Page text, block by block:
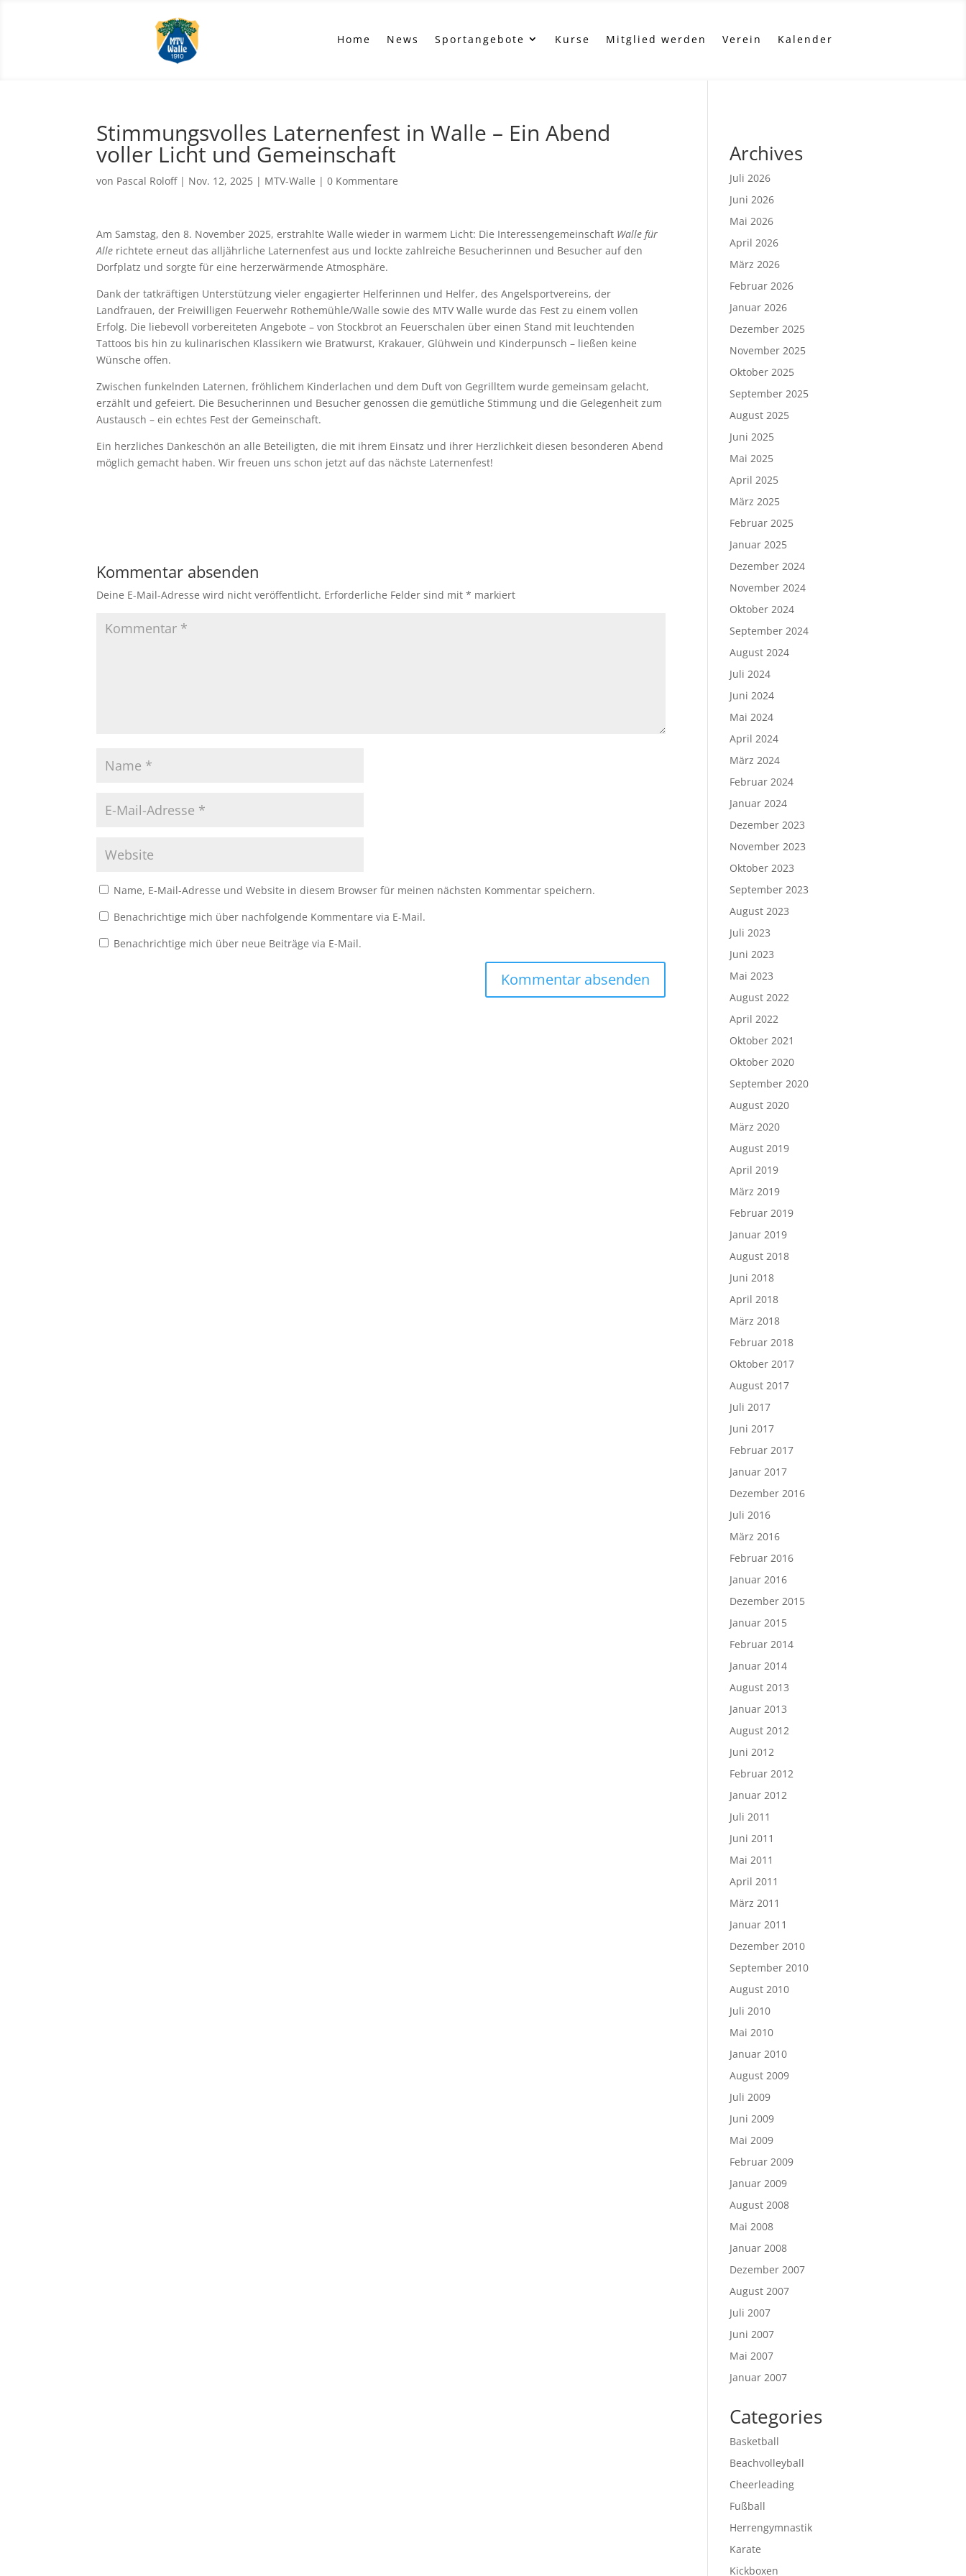
Home News Sportangebote Kurse Mitglied werden Verein Kalender
Stimmungsvolles Laternenfest in Walle – Ein Abend
voller Licht und Gemeinschaft
von Pascal Roloff| Nov. 12, 2025 | MTV-Walle |0 Kommentare
Am Samstag, den 8. November 2025, erstrahlte Walle wieder in warmem Licht: Die Interessengemeinschaft Walle für
Alle richtete erneut das alljährliche Laternenfest aus und lockte zahlreiche Besucherinnen und Besucher auf den
Dorfplatz und sorgte für eine herzerwärmende Atmosphäre.
Dank der tatkräftigen Unterstützung vieler engagierter Helferinnen und Helfer, des Angelsportvereins, der
Landfrauen, der Freiwilligen Feuerwehr Rothemühle/Walle sowie des MTV Walle wurde das Fest zu einem vollen
Erfolg. Die liebevoll vorbereiteten Angebote – von Stockbrot an Feuerschalen über einen Stand mit leuchtenden
Tattoos bis hin zu kulinarischen Klassikern wie Bratwurst, Krakauer, Glühwein und Kinderpunsch – ließen keine
Wünsche offen.
Zwischen funkelnden Laternen, fröhlichem Kinderlachen und dem Duft von Gegrilltem wurde gemeinsam gelacht,
erzählt und gefeiert. Die Besucherinnen und Besucher genossen die gemütliche Stimmung und die Gelegenheit zum
Austausch – ein echtes Fest der Gemeinschaft.
Ein herzliches Dankeschön an alle Beteiligten, die mit ihrem Einsatz und ihrer Herzlichkeit diesen besonderen Abend
möglich gemacht haben. Wir freuen uns schon jetzt auf das nächste Laternenfest!
Kommentar absenden
Deine E-Mail-Adresse wird nicht veröffentlicht. Erforderliche Felder sind mit* markiert
Name, E-Mail-Adresse und Website in diesem Browser für meinen nächsten Kommentar speichern.
Benachrichtige mich über nachfolgende Kommentare via E-Mail.
Benachrichtige mich über neue Beiträge via E-Mail.
Archives
Juli 2026
Juni 2026
Mai 2026
April 2026
März 2026
Februar 2026
Januar 2026
Dezember 2025
November 2025
Oktober 2025
September 2025
August 2025
Juni 2025
Mai 2025
April 2025
März 2025
Februar 2025
Januar 2025
Dezember 2024
November 2024
Oktober 2024
September 2024
August 2024
Juli 2024
Juni 2024
Mai 2024
April 2024
März 2024
Februar 2024
Januar 2024
Dezember 2023
November 2023
Oktober 2023
September 2023
August 2023
Juli 2023
Juni 2023
Mai 2023
August 2022
April 2022
Oktober 2021
Oktober 2020
September 2020
August 2020
März 2020
August 2019
April 2019
März 2019
Februar 2019
Januar 2019
August 2018
Juni 2018
April 2018
März 2018
Februar 2018
Oktober 2017
August 2017
Juli 2017
Juni 2017
Februar 2017
Januar 2017
Dezember 2016
Juli 2016
März 2016
Februar 2016
Januar 2016
Dezember 2015
Januar 2015
Februar 2014
Januar 2014
August 2013
Januar 2013
August 2012
Juni 2012
Februar 2012
Januar 2012
Juli 2011
Juni 2011
Mai 2011
April 2011
März 2011
Januar 2011
Dezember 2010
September 2010
August 2010
Juli 2010
Mai 2010
Januar 2010
August 2009
Juli 2009
Juni 2009
Mai 2009
Februar 2009
Januar 2009
August 2008
Mai 2008
Januar 2008
Dezember 2007
August 2007
Juli 2007
Juni 2007
Mai 2007
Januar 2007
Categories
Basketball
Beachvolleyball
Cheerleading
Fußball
Herrengymnastik
Karate
Kickboxen